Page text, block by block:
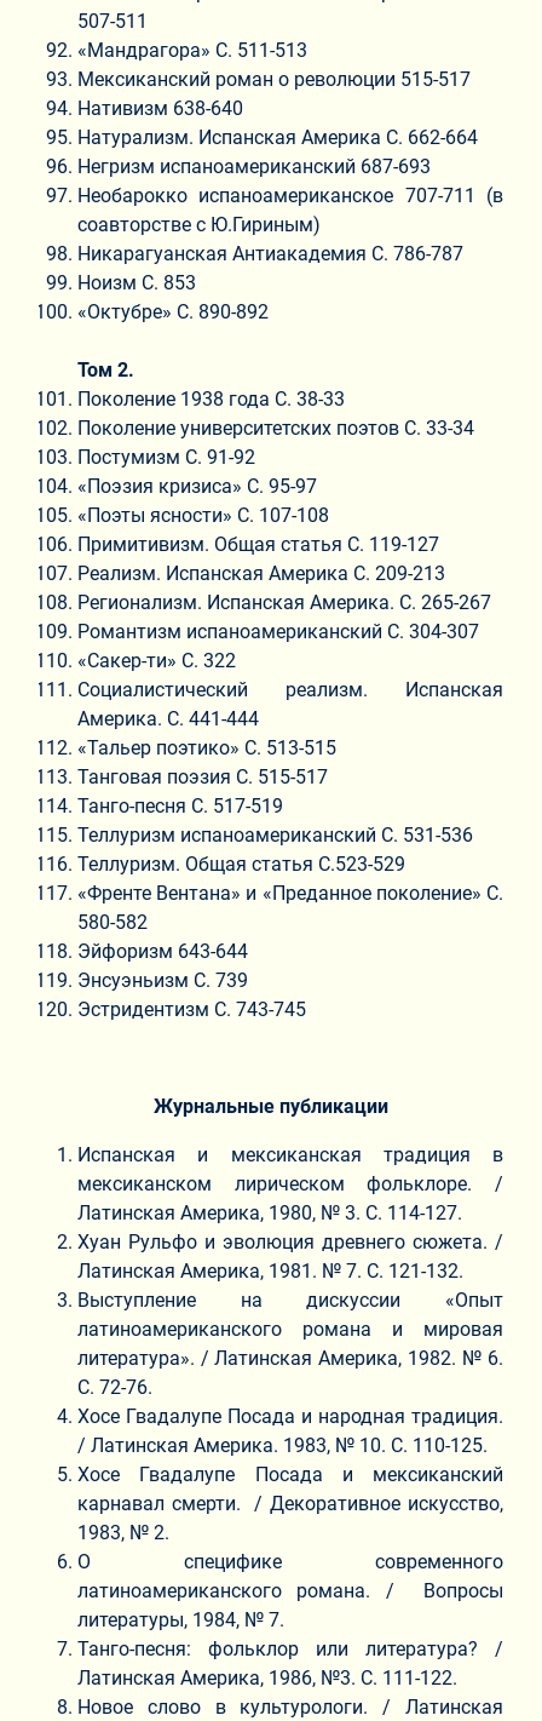
507-511
«Мандрагора» С. 511-513
Мексиканский роман о революции 515-517
Нативизм 638-640
Натурализм. Испанская Америка С. 662-664
Негризм испаноамериканский 687-693
Необарокко испаноамериканское 707-711 (в
соавторстве с Ю.Гириным)
Никарагуанская Антиакадемия С. 786-787
Ноизм С. 853
«Октубре» С. 890-892
Том 2.
Поколение 1938 года С. 38-33
Поколение университетских поэтов С. 33-34
Постумизм С. 91-92
«Поэзия кризиса» С. 95-97
«Поэты ясности» С. 107-108
Примитивизм. Общая статья С. 119-127
Реализм. Испанская Америка С. 209-213
Регионализм. Испанская Америка. С. 265-267
Романтизм испаноамериканский С. 304-307
«Сакер-ти» С. 322
Социалистический реализм. Испанская
Америка. С. 441-444
«Тальер поэтико» С. 513-515
Танговая поэзия С. 515-517
Танго-песня С. 517-519
Теллуризм испаноамериканский С. 531-536
Теллуризм. Общая статья С.523-529
«Френте Вентана» и «Преданное поколение» С.
580-582
Эйфоризм 643-644
Энсуэньизм С. 739
Эстридентизм С. 743-745
Журнальные публикации
Испанская и мексиканская традиция в
мексиканском лирическом фольклоре. /
Латинская Америка, 1980, № 3. C. 114-127.
Хуан Рульфо и эволюция древнего сюжета. /
Латинская Америка, 1981. № 7. C. 121-132.
Выступление на дискуссии «Опыт
латиноамериканского романа и мировая
литература». / Латинская Америка, 1982. № 6.
С. 72-76.
Хосе Гвадалупе Посада и народная традиция.
/ Латинская Америка. 1983, № 10. C. 110-125.
Хосе Гвадалупе Посада и мексиканский
карнавал смерти. / Декоративное искусство,
1983, № 2.
О специфике современного
латиноамериканского романа. / Вопросы
литературы, 1984, № 7.
Танго-песня: фольклор или литература? /
Латинская Америка, 1986, №3. C. 111-122.
Новое слово в культурологи. / Латинская